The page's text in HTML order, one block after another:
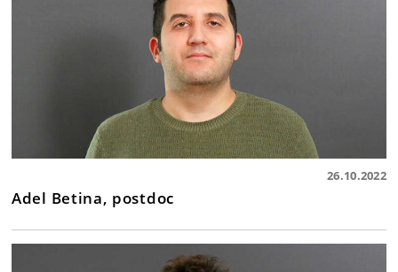
26.10.2022
Adel Betina, postdoc